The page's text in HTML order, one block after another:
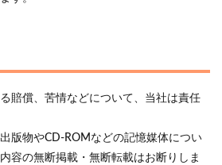
賠償、苦情などについて、当社は責任
版物やCD-ROMなどの記憶媒体につい
容の無断掲載・無断転載はお断りしま